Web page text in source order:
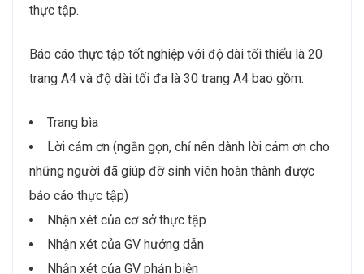
thực tập.
Báo cáo thực tập tốt nghiệp với độ dài tối thiểu là 20
trang A4 và độ dài tối đa là 30 trang A4 bao gồm:
Trang bìa
Lời cảm ơn (ngắn gọn, chỉ nên dành lời cảm ơn cho
những người đã giúp đỡ sinh viên hoàn thành được
báo cáo thực tập)
Nhận xét của cơ sở thực tập
Nhận xét của GV hướng dẫn
Nhận xét của GV phản biện